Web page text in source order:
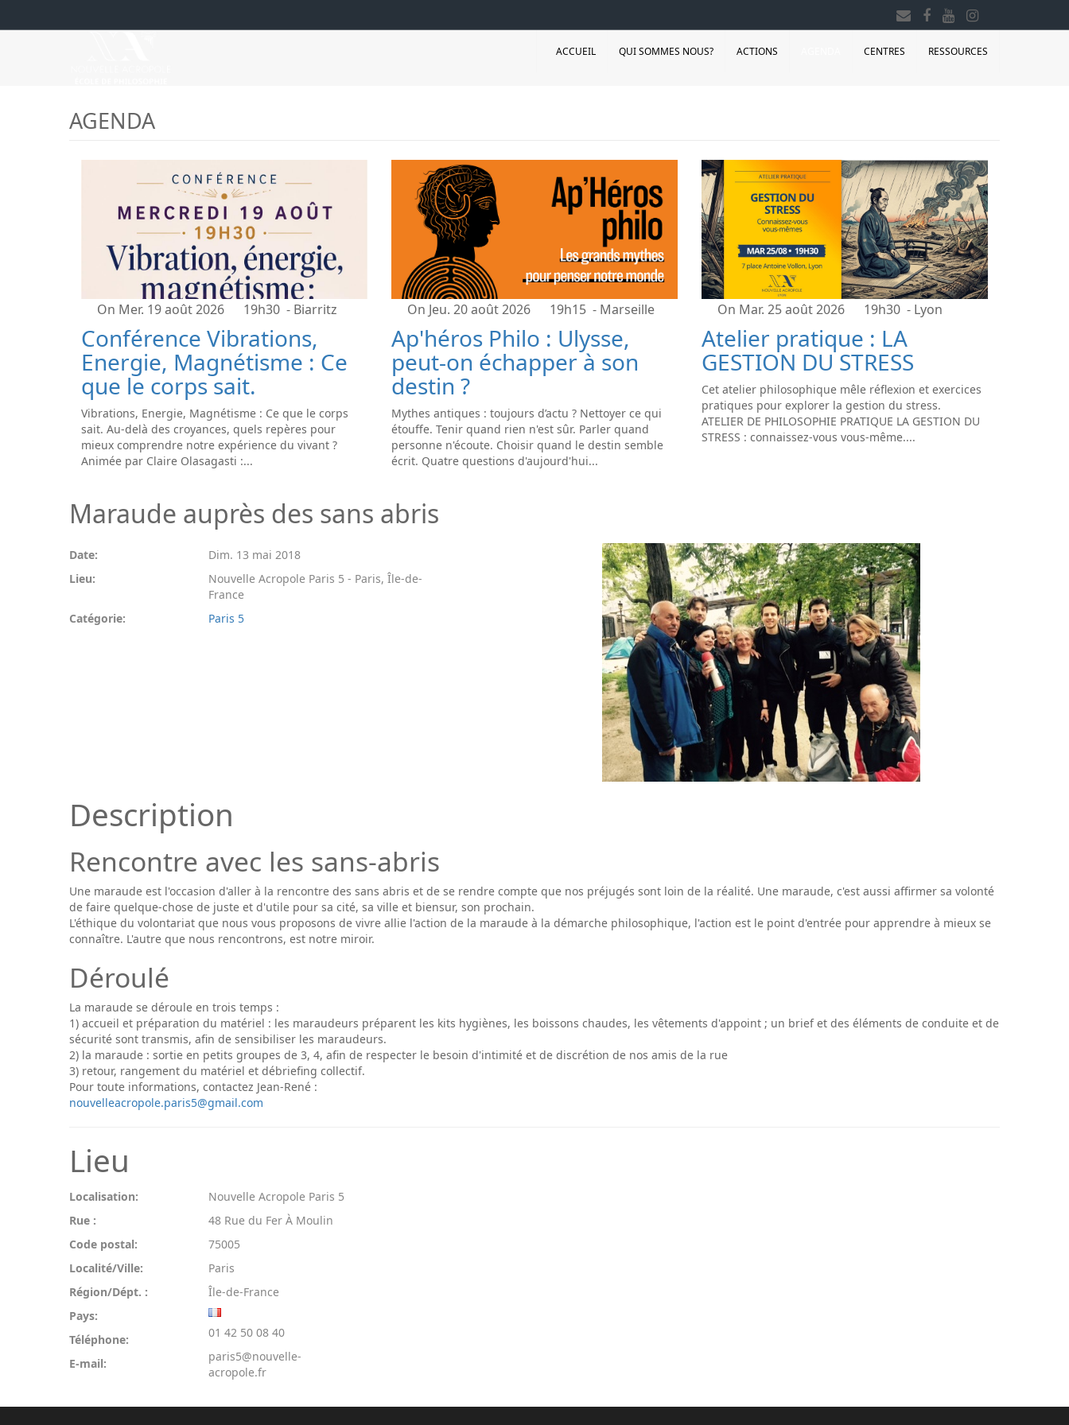
ACCUEIL QUI SOMMES NOUS? ACTIONS CENTRES RESSOURCES
AGENDA
On Mer. 19 août 2026 19h30 - Biarritz
Conférence Vibrations,
Energie, Magnétisme : Ce
que le corps sait.
Vibrations, Energie, Magnétisme : Ce que le corps
sait. Au-delà des croyances, quels repères pour
mieux comprendre notre expérience du vivant ?
Animée par Claire Olasagasti :...
On Jeu. 20 août 2026 19h15 - Marseille
Ap'héros Philo : Ulysse,
peut-on échapper à son
destin ?
Mythes antiques : toujours d’actu ? Nettoyer ce qui
étouffe. Tenir quand rien n'est sûr. Parler quand
personne n'écoute. Choisir quand le destin semble
écrit. Quatre questions d'aujourd'hui...
On Mar. 25 août 2026 19h30 - Lyon
Atelier pratique : LA
GESTION DU STRESS
Cet atelier philosophique mêle réflexion et exercices
pratiques pour explorer la gestion du stress.
ATELIER DE PHILOSOPHIE PRATIQUE LA GESTION DU
STRESS : connaissez-vous vous-même....
Maraude auprès des sans abris
Date:
Dim. 13 mai 2018
Lieu:
Nouvelle Acropole Paris 5 - Paris, Île-de-
France
Catégorie:
Paris 5
Description
Rencontre avec les sans-abris
Une maraude est l'occasion d'aller à la rencontre des sans abris et de se rendre compte que nos préjugés sont loin de la réalité. Une maraude, c'est aussi affirmer sa volonté
de faire quelque-chose de juste et d'utile pour sa cité, sa ville et biensur, son prochain.
L'éthique du volontariat que nous vous proposons de vivre allie l'action de la maraude à la démarche philosophique, l'action est le point d'entrée pour apprendre à mieux se
connaître. L'autre que nous rencontrons, est notre miroir.
Déroulé
La maraude se déroule en trois temps :
1) accueil et préparation du matériel : les maraudeurs préparent les kits hygiènes, les boissons chaudes, les vêtements d'appoint ; un brief et des éléments de conduite et de
sécurité sont transmis, afin de sensibiliser les maraudeurs.
2) la maraude : sortie en petits groupes de 3, 4, afin de respecter le besoin d'intimité et de discrétion de nos amis de la rue
3) retour, rangement du matériel et débriefing collectif.
Pour toute informations, contactez Jean-René :
nouvelleacropole.paris5@gmail.com
Lieu
Localisation:
Nouvelle Acropole Paris 5
Rue :
48 Rue du Fer À Moulin
Code postal:
75005
Localité/Ville:
Paris
Région/Dépt. :
Île-de-France
Pays:
Téléphone:
01 42 50 08 40
E-mail:
paris5@nouvelle-
acropole.fr